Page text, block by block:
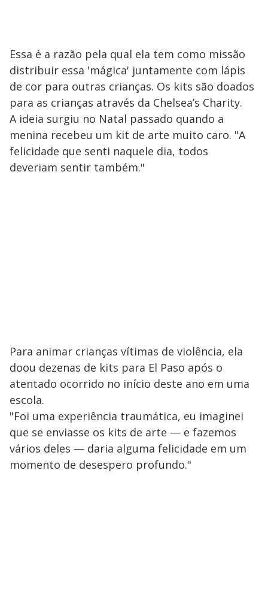
Essa é a razão pela qual ela tem como missão
distribuir essa 'mágica' juntamente com lápis
de cor para outras crianças. Os kits são doados
para as crianças através da Chelsea’s Charity.
A ideia surgiu no Natal passado quando a
menina recebeu um kit de arte muito caro. "A
felicidade que senti naquele dia, todos
deveriam sentir também."
Para animar crianças vítimas de violência, ela
doou dezenas de kits para El Paso após o
atentado ocorrido no início deste ano em uma
escola.
"Foi uma experiência traumática, eu imaginei
que se enviasse os kits de arte — e fazemos
vários deles — daria alguma felicidade em um
momento de desespero profundo."